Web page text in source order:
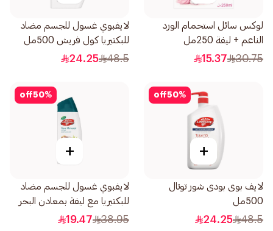
لوكس سائل استحمام الورد
الناعم + ليفة 250مل
30.75
15.37
لايفبوي غسول للجسم مضاد
للبكتيريا كول فريش 500مل
48.5
24.25
50%
off
+
لايف بوى بودى شور توتال
500مل
48.5
24.25
50%
off
+
لايفبوي غسول للجسم مضاد
للبكتيريا مع ليفة بمعادن البحر
300مل
38.95
19.47